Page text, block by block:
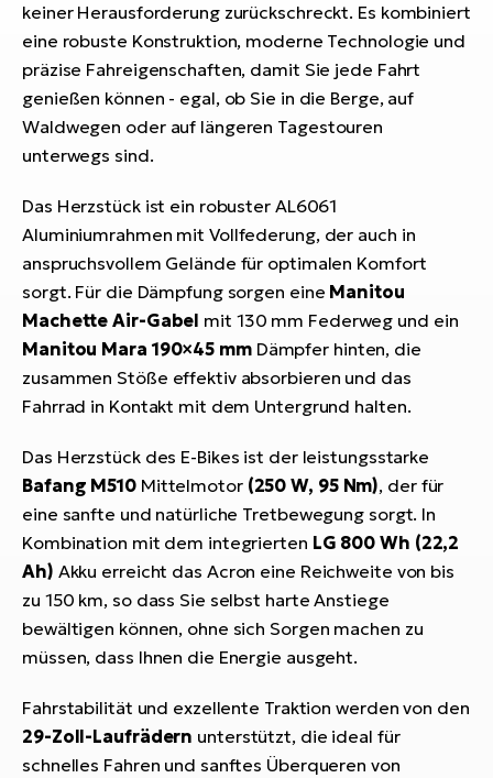
keiner Herausforderung zurückschreckt. Es kombiniert
eine robuste Konstruktion, moderne Technologie und
präzise Fahreigenschaften, damit Sie jede Fahrt
genießen können - egal, ob Sie in die Berge, auf
Waldwegen oder auf längeren Tagestouren
unterwegs sind.
Das Herzstück ist ein robuster AL6061
Aluminiumrahmen mit Vollfederung, der auch in
anspruchsvollem Gelände für optimalen Komfort
sorgt. Für die Dämpfung sorgen eine Manitou
Machette Air-Gabel mit 130 mm Federweg und ein
Manitou Mara 190×45 mmDämpfer hinten, die
zusammen Stöße effektiv absorbieren und das
Fahrrad in Kontakt mit dem Untergrund halten.
Das Herzstück des E-Bikes ist der leistungsstarke
Bafang M510Mittelmotor (250 W, 95 Nm), der für
eine sanfte und natürliche Tretbewegung sorgt. In
Kombination mit dem integrierten LG 800 Wh (22,2
Ah) Akku erreicht das Acron eine Reichweite von bis
zu 150 km, so dass Sie selbst harte Anstiege
bewältigen können, ohne sich Sorgen machen zu
müssen, dass Ihnen die Energie ausgeht.
Fahrstabilität und exzellente Traktion werden von den
29-Zoll-Laufrädern unterstützt, die ideal für
schnelles Fahren und sanftes Überqueren von